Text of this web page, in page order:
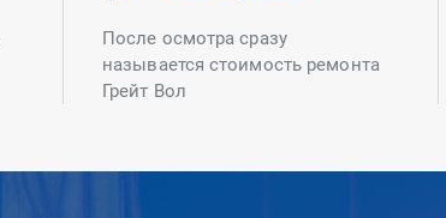
После осмотра сразу
называется стоимость ремонта
Грейт Вол